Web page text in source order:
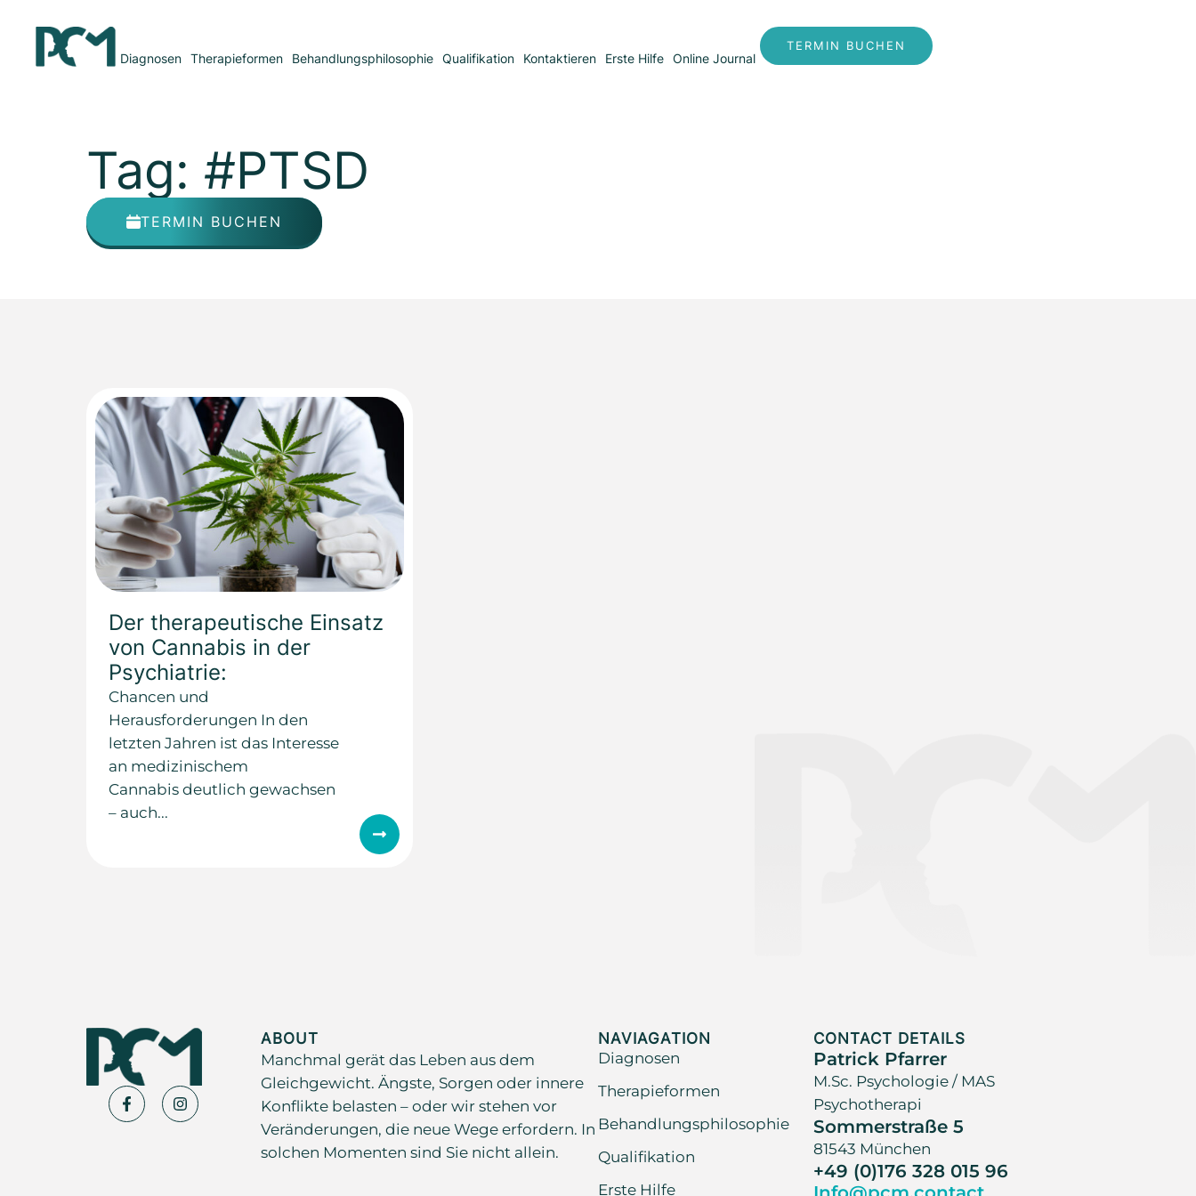
Diagnosen Therapieformen Behandlungsphilosophie Qualifikation Kontaktieren Erste Hilfe Online Journal
TERMIN BUCHEN
Tag: #PTSD
TERMIN BUCHEN
Der therapeutische Einsatz
von Cannabis in der
Psychiatrie:
Chancen und
Herausforderungen In den
letzten Jahren ist das Interesse
an medizinischem
Cannabis deutlich gewachsen
– auch...
ABOUT
Manchmal gerät das Leben aus dem
Gleichgewicht. Ängste, Sorgen oder innere
Konflikte belasten – oder wir stehen vor
Veränderungen, die neue Wege erfordern. In
solchen Momenten sind Sie nicht allein.
NAVIAGATION
Diagnosen
Therapieformen
Behandlungsphilosophie
Qualifikation
Erste Hilfe
CONTACT DETAILS
Patrick Pfarrer
M.Sc. Psychologie / MAS
Psychotherapi
Sommerstraße 5
81543 München
+49 (0)176 328 015 96
Info@pcm.contact